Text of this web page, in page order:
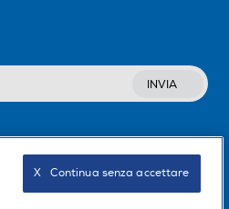
INVIA
X   Continua senza accettare